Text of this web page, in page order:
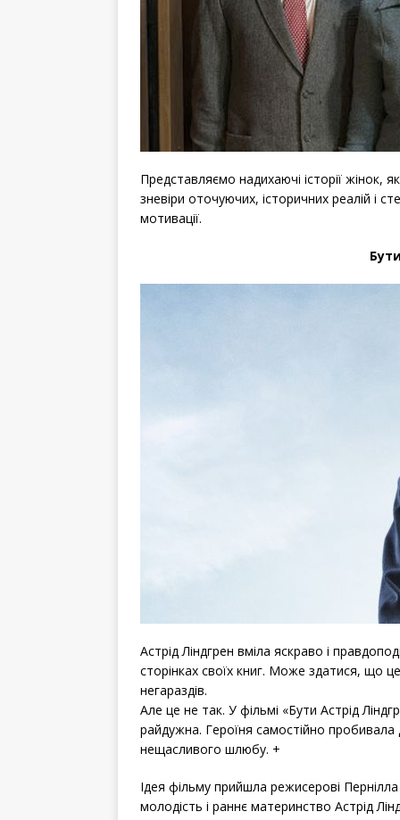
Представляємо надихаючі історії жінок,
зневіри оточуючих, історичних реалій і
мотивації.
Астрід Ліндгрен вміла яскраво і
сторінках своїх книг. Може здатися, що
негараздів.
Але це не так. У фільмі «Бути Астрід
райдужна. Героїня самостійно
нещасливого шлюбу. +
Ідея фільму прийшла режисерові
молодість і раннє материнство Астрід